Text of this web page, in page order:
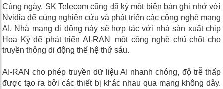
Cùng ngày, SK Telecom cũng đã ký một biên bản ghi nhớ với
Nvidia để cùng nghiên cứu và phát triển các công nghệ mạng
AI. Nhà mạng di động này sẽ hợp tác với nhà sản xuất chip
Hoa Kỳ để phát triển AI-RAN, một công nghệ chủ chốt cho
truyền thông di động thế hệ thứ sáu.
AI-RAN cho phép truyền dữ liệu AI nhanh chóng, độ trễ thấp
được tạo ra bởi các thiết bị khác nhau qua mạng không dây.